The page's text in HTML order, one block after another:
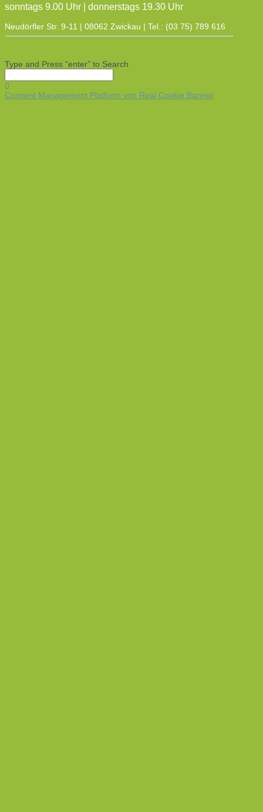
sonntags 9.00 Uhr | donnerstags 19.30 Uhr
Neudörfler Str. 9-11 | 08062 Zwickau | Tel.: (03 75) 789 616
Type and Press “enter” to Search
Consent Management Platform von Real Cookie Banner